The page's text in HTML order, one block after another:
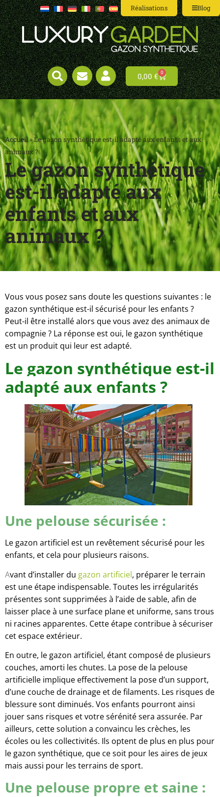
Réalisations Blog
0,00 € 0
Accueil»Le gazon synthétique est-il adapté aux enfants et aux
animaux ?
Le gazon synthétique
est-il adapté aux
enfants et aux
animaux ?
Vous vous posez sans doute les questions suivantes : le
gazon synthétique est-il sécurisé pour les enfants ?
Peut-il être installé alors que vous avez des animaux de
compagnie ? La réponse est oui, le gazon synthétique
est un produit qui leur est adapté.
Le gazon synthétique est-il
adapté aux enfants ?
Une pelouse sécurisée :
Le gazon artificiel est un revêtement sécurisé pour les
enfants, et cela pour plusieurs raisons.
Avant d’installer du gazon artificiel, préparer le terrain
est une étape indispensable. Toutes les irrégularités
présentes sont supprimées à l’aide de sable, afin de
laisser place à une surface plane et uniforme, sans trous
ni racines apparentes. Cette étape contribue à sécuriser
cet espace extérieur.
En outre, le gazon artificiel, étant composé de plusieurs
couches, amorti les chutes. La pose de la pelouse
artificielle implique effectivement la pose d’un support,
d’une couche de drainage et de filaments. Les risques de
blessure sont diminués. Vos enfants pourront ainsi
jouer sans risques et votre sérénité sera assurée. Par
ailleurs, cette solution a convaincu les crèches, les
écoles ou les collectivités. Ils optent de plus en plus pour
le gazon synthétique, que ce soit pour les aires de jeux
mais aussi pour les terrains de sport.
Une pelouse propre et saine :